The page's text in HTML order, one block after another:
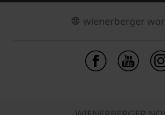
wienerberger